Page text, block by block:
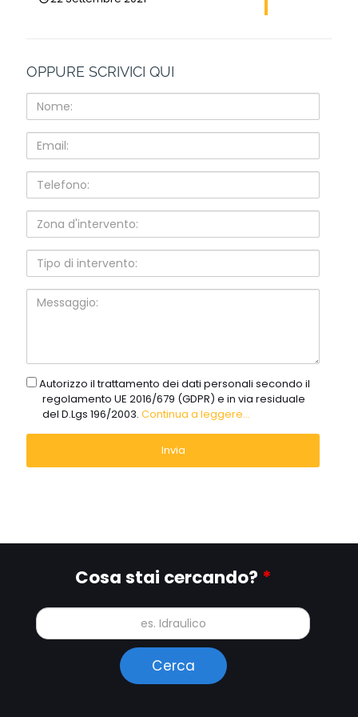
OPPURE SCRIVICI QUI
Nome:
Email:
Telefono:
Zona
d'intervento:
Tipo
intervento:
Messaggio:
gdprAutorizzo il trattamento dei dati personali secondo il
regolamento UE 2016/679 (GDPR) e in via residuale
del D.Lgs 196/2003. Continua a leggere...
Cosa stai cercando? *